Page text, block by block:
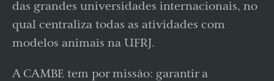
das grandes universidades internacionais, no
qual centraliza todas as atividades com
modelos animais na UFRJ.
A CAMBE tem por missão: garantir a